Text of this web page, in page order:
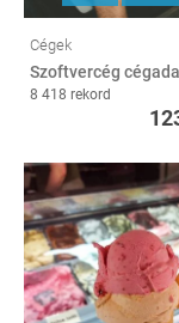
Cégek
Szoftvercég
8 418 rekord